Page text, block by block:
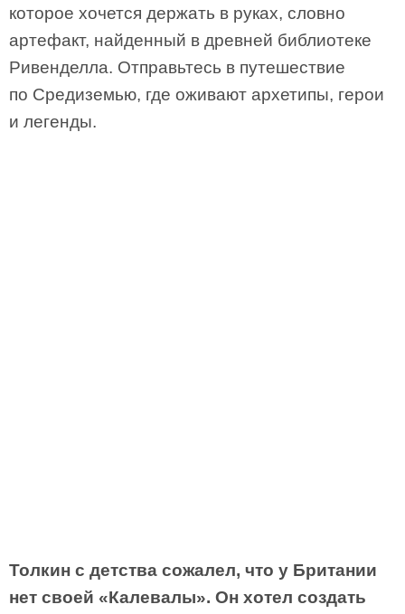
которое хочется держать в руках, словно
артефакт, найденный в древней библиотеке
Ривенделла. Отправьтесь в путешествие
по Средиземью, где оживают архетипы, герои
и легенды.
Толкин с детства сожалел, что у Британии
нет своей «Калевалы». Он хотел создать